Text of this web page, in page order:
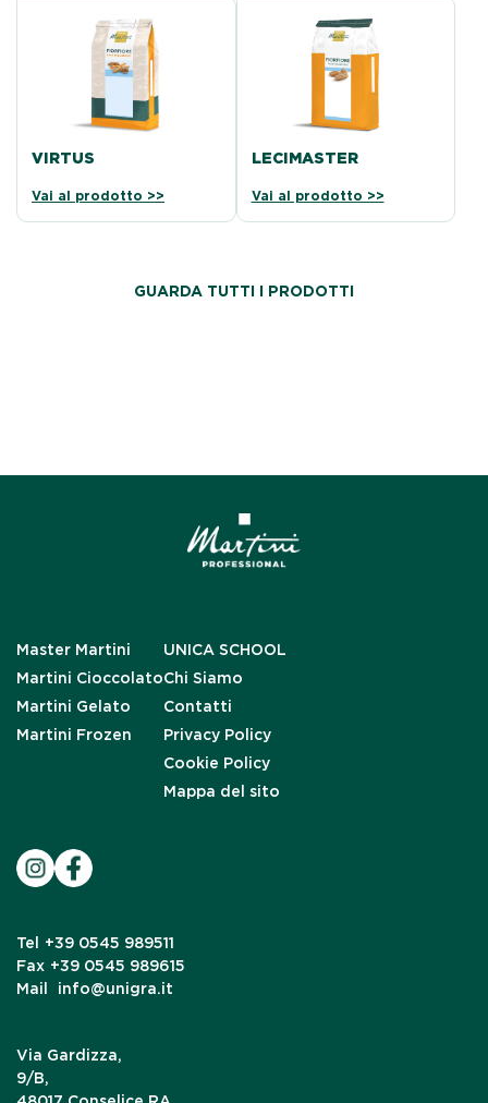
VIRTUS
Vai al prodotto >>
LECIMASTER
Vai al prodotto >>
GUARDA TUTTI I PRODOTTI
Master Martini
Martini Cioccolato
Martini Gelato
Martini Frozen
UNICA SCHOOL
Chi Siamo
Contatti
Privacy Policy
Cookie Policy
Mappa del sito
Tel
+39 0545 989511
Fax +39 0545 989615
Mail
info@unigra.it
Via Gardizza,
9/B,